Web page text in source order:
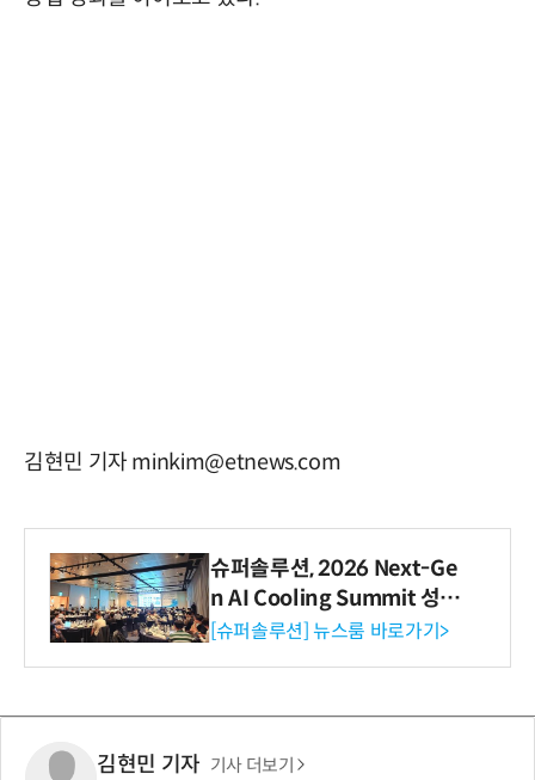
김현민 기자 minkim@etnews.com
슈퍼솔루션, 2026 Next-Ge
n AI Cooling Summit 성황
리 성료
[슈퍼솔루션] 뉴스룸 바로가기>
김현민 기자 기사 더보기